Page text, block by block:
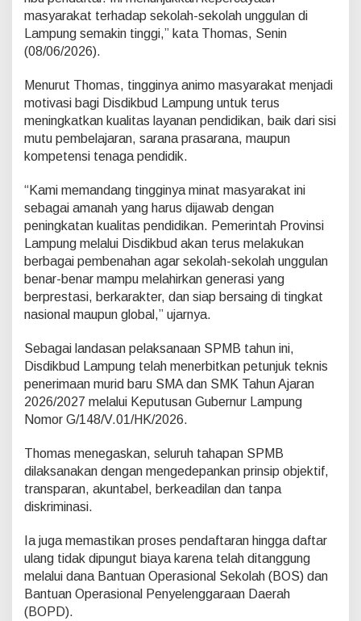
d
S
t
K
e
e
a
y
a
n
P
u
l
M
e
n
i
n
a
masyarakat terhadap sekolah-sekolah unggulan di
Lampung semakin tinggi,” kata Thomas, Senin
(08/06/2026).
Menurut Thomas, tingginya animo masyarakat menjadi
motivasi bagi Disdikbud Lampung untuk terus
meningkatkan kualitas layanan pendidikan, baik dari sisi
mutu pembelajaran, sarana prasarana, maupun
kompetensi tenaga pendidik.
“Kami memandang tingginya minat masyarakat ini
sebagai amanah yang harus dijawab dengan
peningkatan kualitas pendidikan. Pemerintah Provinsi
Lampung melalui Disdikbud akan terus melakukan
berbagai pembenahan agar sekolah-sekolah unggulan
benar-benar mampu melahirkan generasi yang
berprestasi, berkarakter, dan siap bersaing di tingkat
nasional maupun global,” ujarnya.
Sebagai landasan pelaksanaan SPMB tahun ini,
Disdikbud Lampung telah menerbitkan petunjuk teknis
penerimaan murid baru SMA dan SMK Tahun Ajaran
2026/2027 melalui Keputusan Gubernur Lampung
Nomor G/148/V.01/HK/2026.
Thomas menegaskan, seluruh tahapan SPMB
dilaksanakan dengan mengedepankan prinsip objektif,
transparan, akuntabel, berkeadilan dan tanpa
diskriminasi.
Ia juga memastikan proses pendaftaran hingga daftar
ulang tidak dipungut biaya karena telah ditanggung
melalui dana Bantuan Operasional Sekolah (BOS) dan
Bantuan Operasional Penyelenggaraan Daerah
(BOPD).